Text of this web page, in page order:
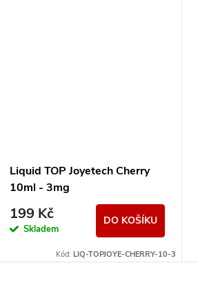
Liquid TOP Joyetech Cherry
10ml - 3mg
199 Kč
Skladem
DO KOŠÍKU
Kód: LIQ-TOPJOYE-CHERRY-10-3